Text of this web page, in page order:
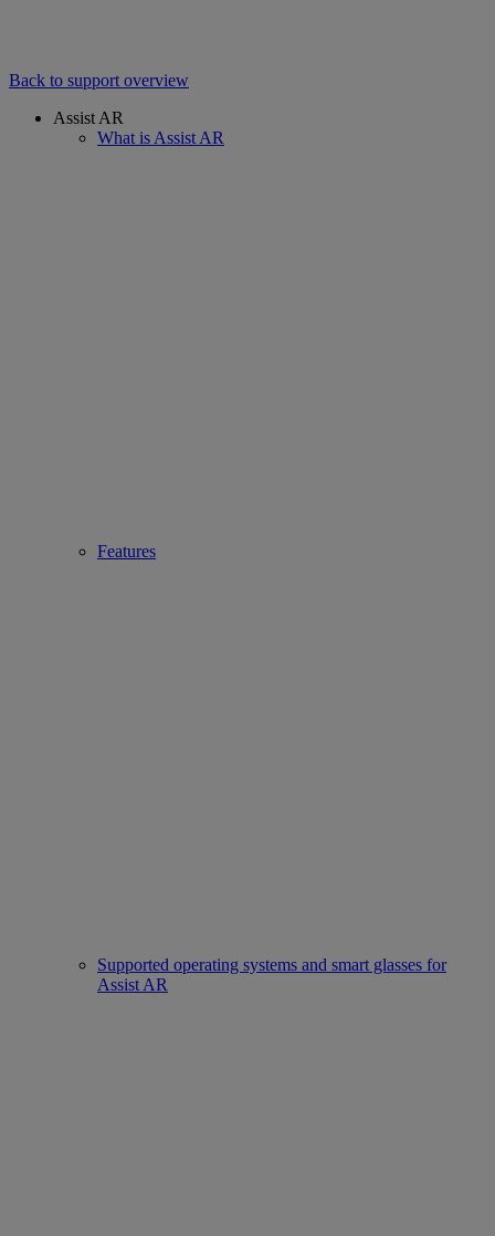
Back to support overview
Assist AR
What is Assist AR
Features
Supported operating systems and smart glasses for
Assist AR